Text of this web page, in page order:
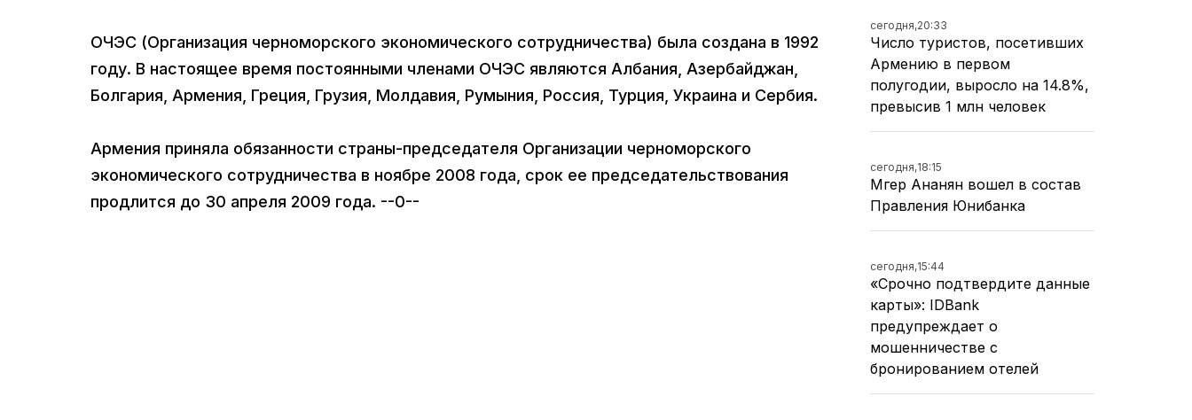
ОЧЭС (Организация черноморского экономического сотрудничества) была создана в 1992
году. В настоящее время постоянными членами ОЧЭС являются Албания, Азербайджан,
Болгария, Армения, Греция, Грузия, Молдавия, Румыния, Россия, Турция, Украина и Сербия.
Армения приняла обязанности страны-председателя Организации черноморского
экономического сотрудничества в ноябре 2008 года, срок ее председательствования
продлится до 30 апреля 2009 года. --0--
сегодня,20:33
Число туристов, посетивших
Армению в первом
полугодии, выросло на 14.8%,
превысив 1 млн человек
сегодня,18:15
Мгер Ананян вошел в состав
Правления Юнибанка
сегодня,15:44
«Срочно подтвердите данные
карты»: IDBank
предупреждает о
мошенничестве с
бронированием отелей